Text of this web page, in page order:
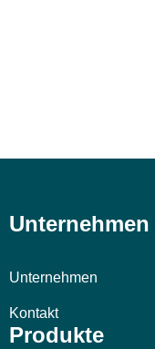
Unternehmen
Unternehmen
Kontakt
Produkte